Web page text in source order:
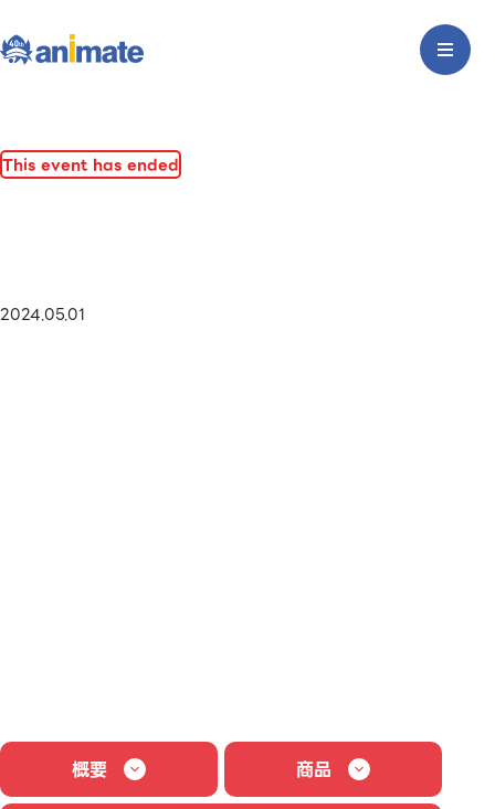
This event has ended
2024.05.01
概要 商品